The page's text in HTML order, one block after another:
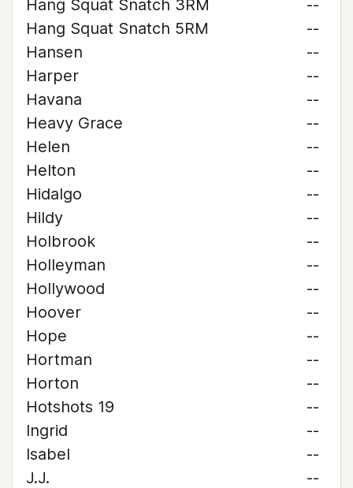
Hang Squat Snatch 3RM
--
Hang Squat Snatch 5RM
--
Hansen
--
Harper
--
Havana
--
Heavy Grace
--
Helen
--
Helton
--
Hidalgo
--
Hildy
--
Holbrook
--
Holleyman
--
Hollywood
--
Hoover
--
Hope
--
Hortman
--
Horton
--
Hotshots 19
--
Ingrid
--
Isabel
--
J.J.
--